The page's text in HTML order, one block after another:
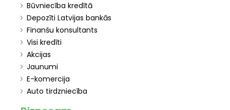
Būvniecība kredītā
Depozīti Latvijas bankās
Finanšu konsultants
Visi kredīti
Akcijas
Jaunumi
E-komercija
Auto tirdzniecība